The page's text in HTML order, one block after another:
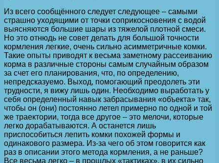
Из всего сообщённого следует следующее – самыми
страшно уходящими от точки соприкосновения с водой
выясняются большие шары из тяжелой плотной смеси.
Но это отнюдь не совет делать для большой точности
кормления легкие, очень сильно асимметричные комки.
Такие опыты приводят к весьма заметному рассеиванию
корма в различные стороны самым случайным образом
за счет его планирования, что, по определению,
непредсказуемо. Выход, помогающий преодолеть эти
трудности, я вижу лишь один. Необходимо выработать у
себя определенный навык забрасывания «объекта» так,
чтобы он (они) постоянно летел примерно по одной и той
же траектории, тогда все другое – это мелочи, которые
легко дорабатываются. А останется лишь
приспособиться лепить комки похожей формы и
одинакового размера. Из-за чего об этом говорится как
раз в описании этого метода кормления, а не раньше?
Все весьма легко – в прошлых «тактиках», в их сильно